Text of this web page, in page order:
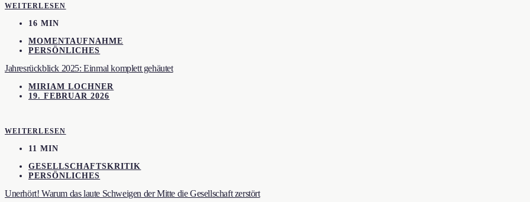
WEITERLESEN
16 MIN
MOMENTAUFNAHME
PERSÖNLICHES
Jahresrückblick 2025: Einmal komplett gehäutet
MIRIAM LOCHNER
19. FEBRUAR 2026
WEITERLESEN
11 MIN
GESELLSCHAFTSKRITIK
PERSÖNLICHES
Unerhört! Warum das laute Schweigen der Mitte die Gesellschaft zerstört